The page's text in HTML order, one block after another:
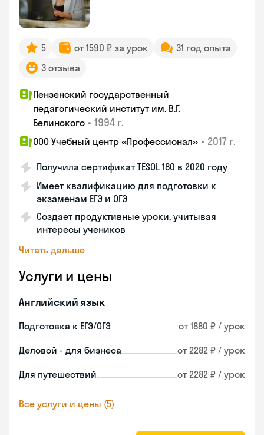
5 от 1590 ₽ за урок
31 год опыта
3 отзыва
Пензенский государственный
педагогический институт им. В.Г.
Белинского • 1994 г.
ООО Учебный центр «Профессионал» • 2017 г.
Получила сертификат TESOL 180 в 2020 году
Имеет квалификацию для подготовки к
экзаменам ЕГЭ и ОГЭ
Создает продуктивные уроки, учитывая
интересы учеников
Читать дальше
Услуги и цены
Английский язык
Подготовка к ЕГЭ/ОГЭ от 1880 ₽ / урок
Деловой - для бизнеса от 2282 ₽ / урок
Для путешествий от 2282 ₽ / урок
Все услуги и цены (5)